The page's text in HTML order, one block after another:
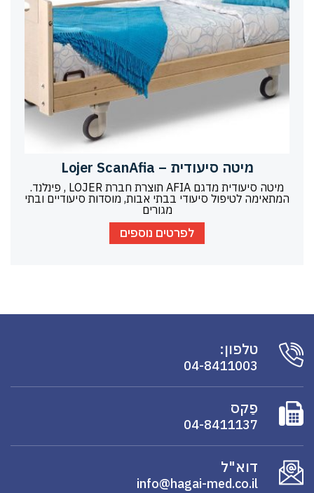
מיטה סיעודית – Lojer ScanAfia
מיטה סיעודית מדגם AFIA תוצרת חברת LOJER , פינלנד.
המתאימה לטיפול סיעודי בבתי אבות, מוסדות סיעודיים ובתי
מגורים
לפרטים נוספים
טלפון:
04-8411003
פַקס
04-8411137
דוא"ל
info@hagai-med.co.il